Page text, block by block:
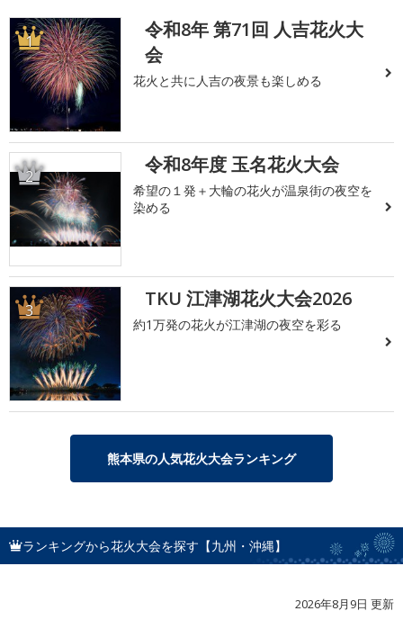
1
令和8年 第71回 人吉花火大
会
花火と共に人吉の夜景も楽しめる
2 令和8年度 玉名花火大会
希望の１発＋大輪の花火が温泉街の夜空を
染める
3 TKU 江津湖花火大会2026
約1万発の花火が江津湖の夜空を彩る
熊本県の人気花火大会ランキング
ランキングから花火大会を探す【九州・沖縄】
2026年8月9日 更新